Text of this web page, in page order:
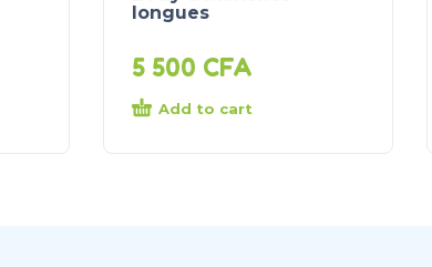
longues
5 500 CFA
Add to cart